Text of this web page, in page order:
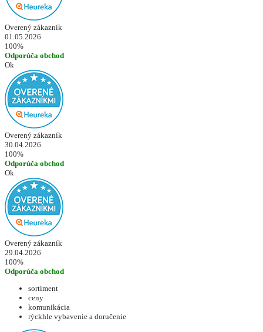
Overený zákazník
01.05.2026
100%
Odporúča obchod
Ok
Overený zákazník
30.04.2026
100%
Odporúča obchod
Ok
Overený zákazník
29.04.2026
100%
Odporúča obchod
sortiment
ceny
komunikácia
rýckhle vybavenie a doručenie